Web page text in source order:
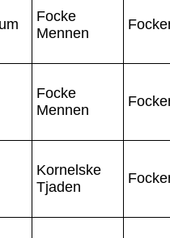
Focke
Mennen
Focke
Mennen
Kornelske
Tjaden